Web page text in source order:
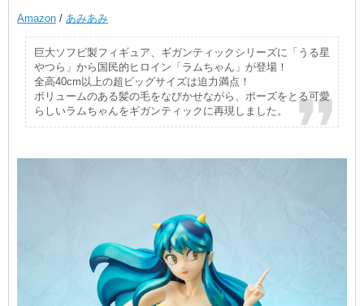
Amazon / あみあみ
巨大ソフビ製フィギュア、ギガンティックシリーズに「うる星
やつら」から国民的ヒロイン「ラムちゃん」が登場！
全高40cm以上の超ビッグサイズは迫力満点！
ボリュームのある髪の毛をなびかせながら、ポーズをとる可愛
らしいラムちゃんをギガンティックに再現しました。